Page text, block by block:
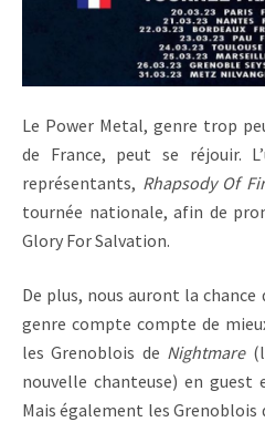
Le Power Metal, genre trop
de France, peut se réjouir.
représentants, Rhapsody Of
tournée nationale, afin de
Glory For Salvation.
De plus, nous auront la chance
genre compte compte de
les Grenoblois de Nightmare
nouvelle chanteuse) en guest
Mais également les Grenoblois